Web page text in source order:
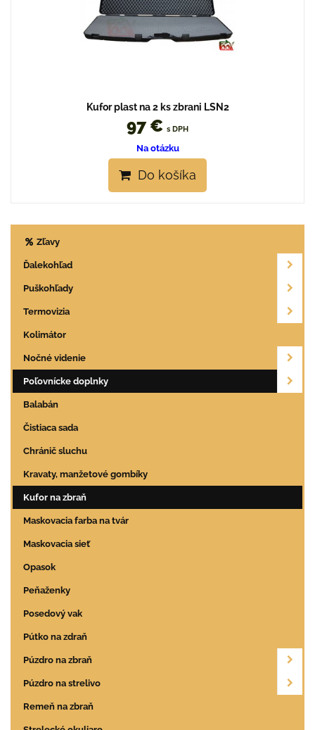
Kufor plast na 2 ks zbrani LSN2
97 € s DPH
Na otázku
Do košíka
Zľavy
Ďalekohľad
Puškohľady
Termovizia
Kolimátor
Nočné videnie
Poľovnícke doplnky
Balabán
Čistiaca sada
Chránič sluchu
Kravaty, manžetové gombíky
Kufor na zbraň
Maskovacia farba na tvár
Maskovacia sieť
Opasok
Peňaženky
Posedový vak
Pútko na zdraň
Púzdro na zbraň
Púzdro na strelivo
Remeň na zbraň